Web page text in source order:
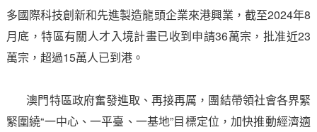
多國際科技創新和先進製造龍頭企業來港興業，截至2024年8
月底，特區有關人才入境計畫已收到申請36萬宗，批准近23
萬宗，超過15萬人已到港。
澳門特區政府奮發進取、再接再厲，團結帶領社會各界緊
緊圍繞“一中心、一平臺、一基地”目標定位，加快推動經濟適